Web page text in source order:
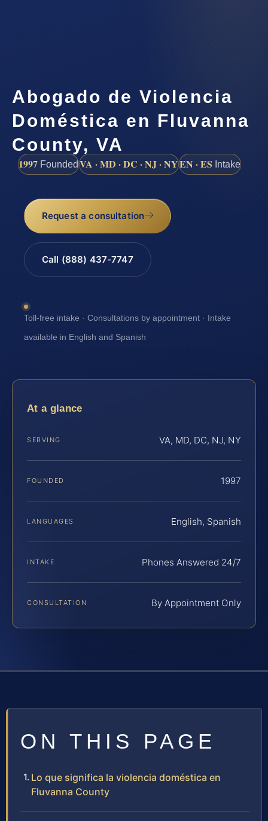
Abogado de Violencia
Doméstica en Fluvanna
County, VA
1997 FoundedVA · MD · DC · NJ · NYEN · ES Intake
Request a consultation
Call (888) 437-7747
Toll-free intake · Consultations by appointment · Intake
available in English and Spanish
At a glance
SERVING VA, MD, DC, NJ, NY
FOUNDED 1997
LANGUAGES English, Spanish
INTAKE Phones Answered 24/7
CONSULTATION By Appointment Only
ON THIS PAGE
Lo que significa la violencia doméstica en
Fluvanna County